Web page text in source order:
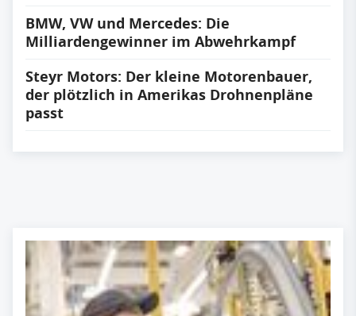
BMW, VW und Mercedes: Die
Milliardengewinner im Abwehrkampf
Steyr Motors: Der kleine Motorenbauer,
der plötzlich in Amerikas Drohnenpläne
passt